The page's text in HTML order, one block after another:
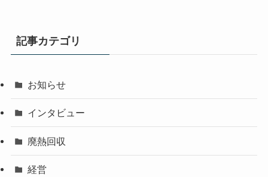
記事カテゴリ
お知らせ
インタビュー
廃熱回収
経営